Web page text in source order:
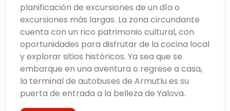
planificación de excursiones de un día o
excursiones más largas. La zona circundante
cuenta con un rico patrimonio cultural, con
oportunidades para disfrutar de la cocina local
y explorar sitios históricos. Ya sea que se
embarque en una aventura o regrese a casa,
la terminal de autobuses de Armutlu es su
puerta de entrada a la belleza de Yalova.